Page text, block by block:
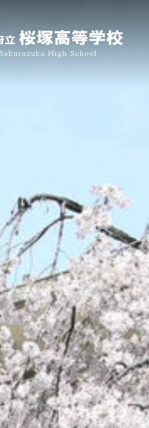
array key 0 in
public_html/wp-conten
header.php